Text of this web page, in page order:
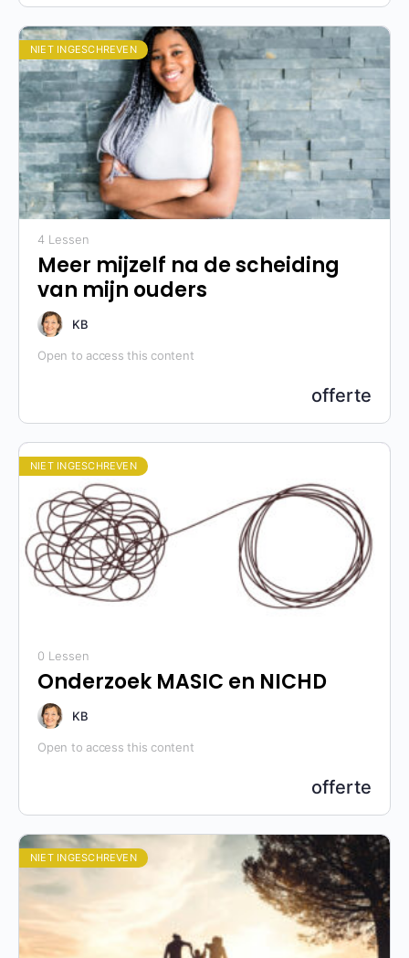
NIET INGESCHREVEN
4 Lessen
Meer mijzelf na de scheiding
van mijn ouders
KB
Open to access this content
offerte
NIET INGESCHREVEN
0 Lessen
Onderzoek MASIC en NICHD
KB
Open to access this content
offerte
NIET INGESCHREVEN